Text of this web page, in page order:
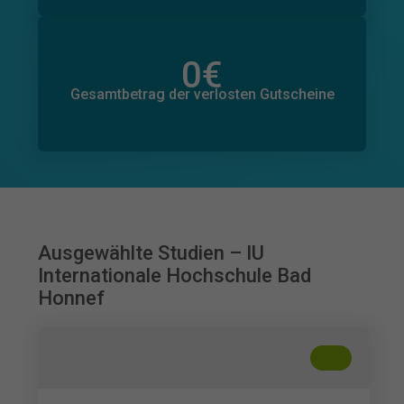
0€
Gesamtbetrag der verlosten Gutscheine
0€
Gesamtbetrag der zugesagten Spenden
Ausgewählte Studien – IU
Internationale Hochschule Bad
Honnef